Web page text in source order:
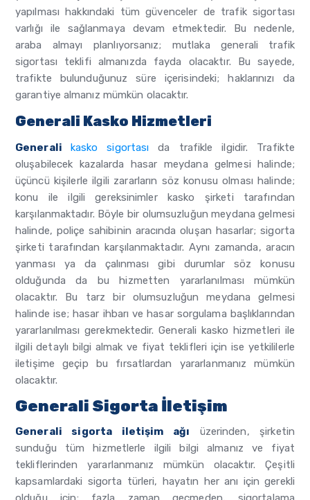
yapılması hakkındaki tüm güvenceler de trafik sigortası
varlığı ile sağlanmaya devam etmektedir. Bu nedenle,
araba almayı planlıyorsanız; mutlaka generali trafik
sigortası teklifi almanızda fayda olacaktır. Bu sayede,
trafikte bulunduğunuz süre içerisindeki; haklarınızı da
garantiye almanız mümkün olacaktır.
Generali Kasko Hizmetleri
Generali kasko sigortası da trafikle ilgidir. Trafikte
oluşabilecek kazalarda hasar meydana gelmesi halinde;
üçüncü kişilerle ilgili zararların söz konusu olması halinde;
konu ile ilgili gereksinimler kasko şirketi tarafından
karşılanmaktadır. Böyle bir olumsuzluğun meydana gelmesi
halinde, poliçe sahibinin aracında oluşan hasarlar; sigorta
şirketi tarafından karşılanmaktadır. Aynı zamanda, aracın
yanması ya da çalınması gibi durumlar söz konusu
olduğunda da bu hizmetten yararlanılması mümkün
olacaktır. Bu tarz bir olumsuzluğun meydana gelmesi
halinde ise; hasar ihbarı ve hasar sorgulama başlıklarından
yararlanılması gerekmektedir. Generali kasko hizmetleri ile
ilgili detaylı bilgi almak ve fiyat teklifleri için ise yetkililerle
iletişime geçip bu fırsatlardan yararlanmanız mümkün
olacaktır.
Generali Sigorta İletişim
Generali sigorta iletişim ağı üzerinden, şirketin
sunduğu tüm hizmetlerle ilgili bilgi almanız ve fiyat
tekliflerinden yararlanmanız mümkün olacaktır. Çeşitli
kapsamlardaki sigorta türleri, hayatın her anı için gerekli